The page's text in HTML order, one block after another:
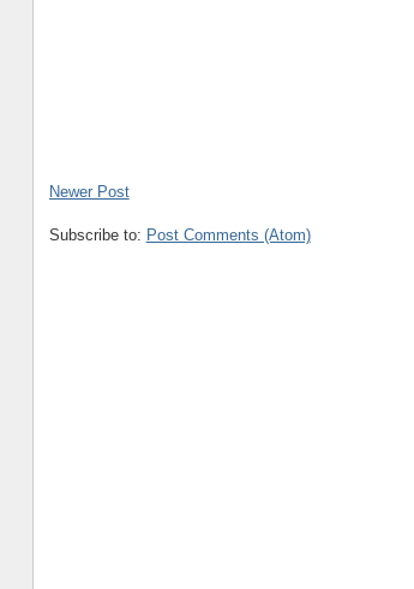
Newer Post
Subscribe to: Post Comments (Atom)